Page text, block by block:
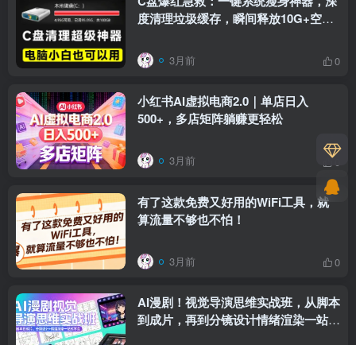
度清理垃圾缓存，瞬间释放10G+空间
3月前 0
小红书AI虚拟电商2.0｜单店日入
500+，多店矩阵躺赚更轻松
3月前
有了这款免费又好用的WiFi工具，就
算流量不够也不怕！
3月前 0
AI漫剧！视觉导演思维实战班，从脚本
到成片，再到分镜设计情绪渲染一站学